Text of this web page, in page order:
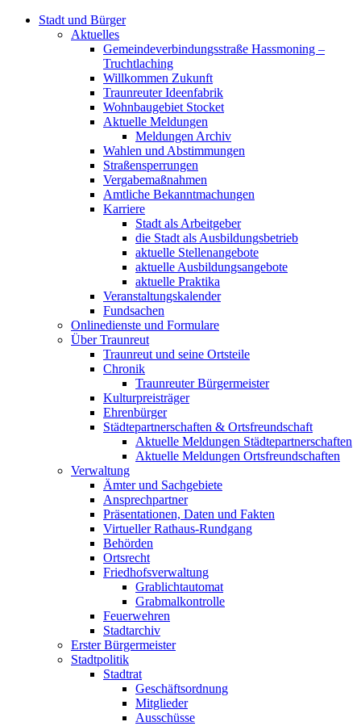
Stadt und Bürger
Aktuelles
Gemeindeverbindungsstraße Hassmoning –
Truchtlaching
Willkommen Zukunft
Traunreuter Ideenfabrik
Wohnbaugebiet Stocket
Aktuelle Meldungen
Meldungen Archiv
Wahlen und Abstimmungen
Straßensperrungen
Vergabemaßnahmen
Amtliche Bekanntmachungen
Karriere
Stadt als Arbeitgeber
die Stadt als Ausbildungsbetrieb
aktuelle Stellenangebote
aktuelle Ausbildungsangebote
aktuelle Praktika
Veranstaltungskalender
Fundsachen
Onlinedienste und Formulare
Über Traunreut
Traunreut und seine Ortsteile
Chronik
Traunreuter Bürgermeister
Kulturpreisträger
Ehrenbürger
Städtepartnerschaften & Ortsfreundschaft
Aktuelle Meldungen Städtepartnerschaften
Aktuelle Meldungen Ortsfreundschaften
Verwaltung
Ämter und Sachgebiete
Ansprechpartner
Präsentationen, Daten und Fakten
Virtueller Rathaus-Rundgang
Behörden
Ortsrecht
Friedhofsverwaltung
Grablichtautomat
Grabmalkontrolle
Feuerwehren
Stadtarchiv
Erster Bürgermeister
Stadtpolitik
Stadtrat
Geschäftsordnung
Mitglieder
Ausschüsse